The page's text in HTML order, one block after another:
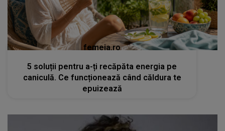
femeia.ro
5 soluții pentru a-ți recăpăta energia pe
caniculă. Ce funcționează când căldura te
epuizează